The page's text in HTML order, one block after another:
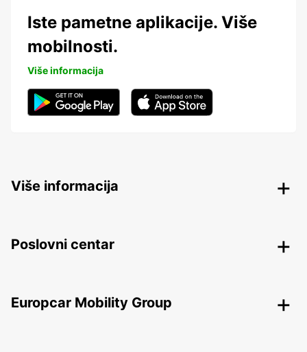
Iste pametne aplikacije. Više
mobilnosti.
Više informacija
Više informacija
Poslovni centar
Europcar Mobility Group